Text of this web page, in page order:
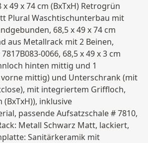
49 x 74 cm (BxTxH) Retrogrün
Plural Waschtischunterbau mit
68,5 x 49 x 74 cm
aus Metallrack mit 2 Beinen,
0066, 68,5 x 49 x 3 cm
hinten mittig und 1
mittig) und Unterschrank (mit
mit integriertem Griffloch,
(BxTxH)), inklusive
passende Aufsatzschale # 7810,
Metall Schwarz Matt, lackiert,
Sanitärkeramik mit